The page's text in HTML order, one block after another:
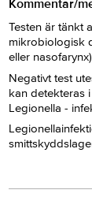
Kommentar/
Testen är tänkt
mikrobiologisk
eller
Negativt test
kan detekteras
Legionella -